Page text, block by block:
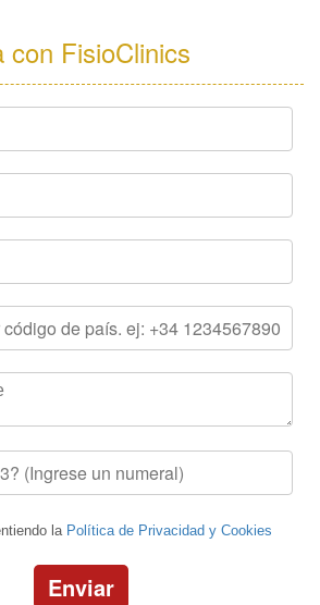
con FisioClinics
la Política de Privacidad y Cookies
Enviar